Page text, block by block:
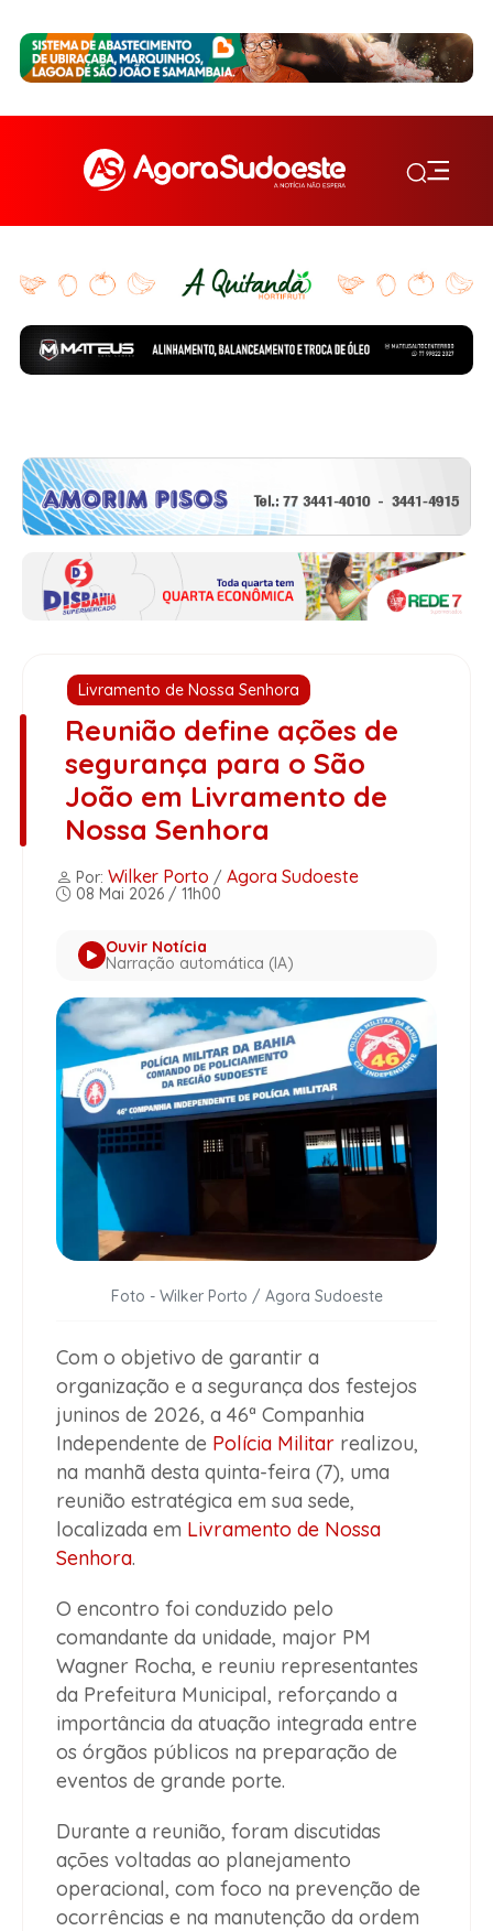
Livramento de Nossa Senhora
Reunião define ações de
segurança para o São
João em Livramento de
Nossa Senhora
Por: Wilker Porto / Agora Sudoeste
08 Mai 2026 / 11h00
Ouvir Notícia
Narração automática (IA)
Foto - Wilker Porto / Agora Sudoeste
Com o objetivo de garantir a
organização e a segurança dos festejos
juninos de 2026, a 46ª Companhia
Independente de Polícia Militar realizou,
na manhã desta quinta-feira (7), uma
reunião estratégica em sua sede,
localizada em Livramento de Nossa
Senhora.
O encontro foi conduzido pelo
comandante da unidade, major PM
Wagner Rocha, e reuniu representantes
da Prefeitura Municipal, reforçando a
importância da atuação integrada entre
os órgãos públicos na preparação de
eventos de grande porte.
Durante a reunião, foram discutidas
ações voltadas ao planejamento
operacional, com foco na prevenção de
ocorrências e na manutenção da ordem